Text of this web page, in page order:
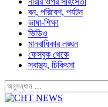
বন, পরিবেশ, পর্যটন
ভাষা-শিক্ষা
ভিডিও
মানবাধিকার লঙ্ঘন
ফেসবুক থেকে
স্বাস্থ্য, চিকিৎসা